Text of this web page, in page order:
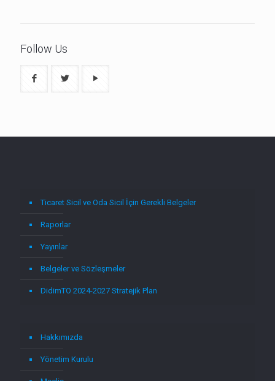
Follow Us
Ticaret Sicil ve Oda Sicil İçin Gerekli Belgeler
Raporlar
Yayınlar
Belgeler ve Sözleşmeler
DidimTO 2024-2027 Stratejik Plan
Hakkımızda
Yönetim Kurulu